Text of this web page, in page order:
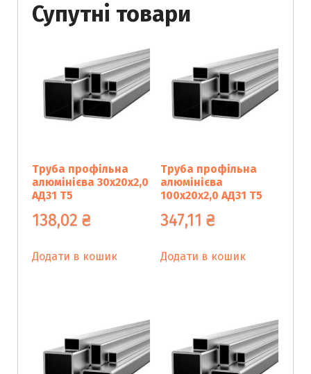
Т5
кількість
Супутні товари
Труба профільна
алюмінієва 30х20х2,0
АД31 Т5
138,02 ₴
Додати в кошик
Труба профільна
алюмінієва
100х20х2,0 АД31 Т5
347,11₴
Додати в кошик